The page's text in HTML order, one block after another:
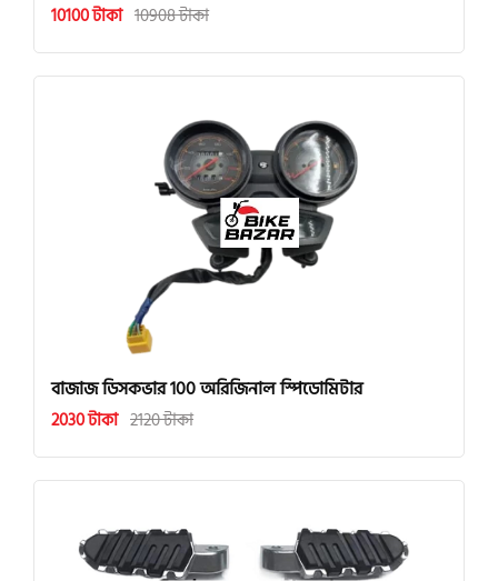
10100 টাকা 10908 টাকা
বাজাজ ডিসকভার 100 অরিজিনাল স্পিডোমিটার
2030 টাকা 2120 টাকা